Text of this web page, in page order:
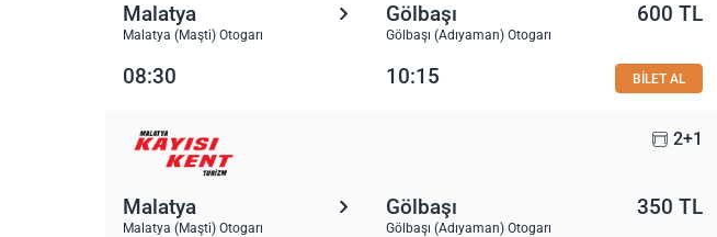
Malatya
Malatya (Maşti) Otogarı
Gölbaşı
Gölbaşı (Adıyaman) Otogarı
600 TL
08:30 10:15 BİLET AL
2+1
Malatya
Malatya (Maşti) Otogarı
Gölbaşı
Gölbaşı (Adıyaman) Otogarı
350 TL